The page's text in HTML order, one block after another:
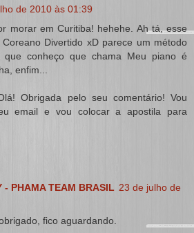
de 2010 às 01:39
morar em Curitiba! hehehe. Ah tá, esse
Divertido xD parece um método
que conheço que chama Meu piano é
enfim...
Obrigada pelo seu comentário! Vou
email e vou colocar a apostila para
- PHAMA TEAM BRASIL 23 de julho de
fico aguardando.